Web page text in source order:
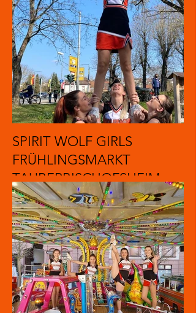
SPIRIT WOLF GIRLS
FRÜHLINGSMARKT
TAUBERBISCHOFSHEIM
2022